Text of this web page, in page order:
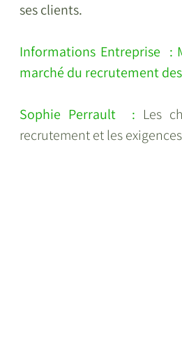
ses clients.
Informations Entreprise  :
marché du recrutement
Sophie Perrault  : Les
recrutement et les